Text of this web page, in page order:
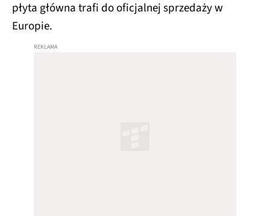
płyta główna trafi do oficjalnej sprzedaży w
Europie.